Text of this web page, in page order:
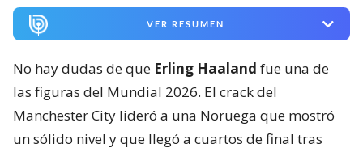
VER RESUMEN
No hay dudas de que Erling Haaland fue una de
las figuras del Mundial 2026. El crack del
Manchester City lideró a una Noruega que mostró
un sólido nivel y que llegó a cuartos de final tras